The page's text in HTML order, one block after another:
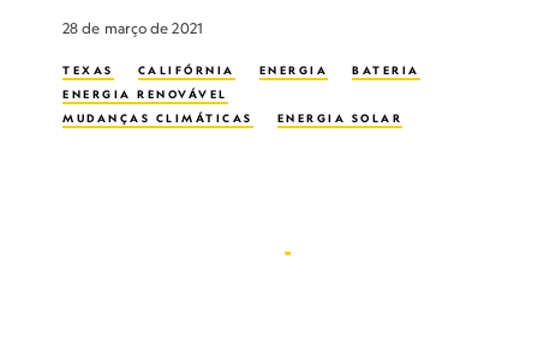
28 de março de 2021
TEXAS CALIFÓRNIA ENERGIA
BATERIA
ENERGIA RENOVÁVEL
MUDANÇAS CLIMÁTICAS
ENERGIA SOLAR